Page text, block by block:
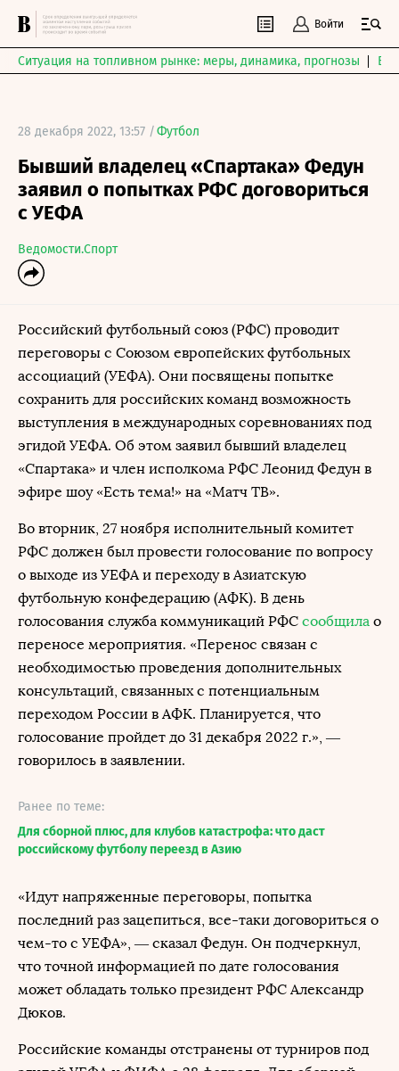
Войти
Ситуация на топливном рынке: меры, динамика, прогнозы
28 декабря 2022, 13:57 /Футбол
Бывший владелец «Спартака» Федун
заявил о попытках РФС договориться
с УЕФА
Ведомости.Спорт
Российский футбольный союз (РФС) проводит
переговоры с Союзом европейских футбольных
ассоциаций (УЕФА). Они посвящены попытке
сохранить для российских команд возможность
выступления в международных соревнованиях под
эгидой УЕФА. Об этом заявил бывший владелец
«Спартака» и член исполкома РФС Леонид Федун в
эфире шоу «Есть тема!» на «Матч ТВ».
Во вторник, 27 ноября исполнительный комитет
РФС должен был провести голосование по вопросу
о выходе из УЕФА и переходу в Азиатскую
футбольную конфедерацию (АФК). В день
голосования служба коммуникаций РФС сообщила о
переносе мероприятия. «Перенос связан с
необходимостью проведения дополнительных
консультаций, связанных с потенциальным
переходом России в АФК. Планируется, что
голосование пройдет до 31 декабря 2022 г.», —
говорилось в заявлении.
Ранее по теме:
Для сборной плюс, для клубов катастрофа: что даст
российскому футболу переезд в Азию
«Идут напряженные переговоры, попытка
последний раз зацепиться, все-таки договориться о
чем-то с УЕФА», — сказал Федун. Он подчеркнул,
что точной информацией по дате голосования
может обладать только президент РФС Александр
Дюков.
Российские команды отстранены от турниров под